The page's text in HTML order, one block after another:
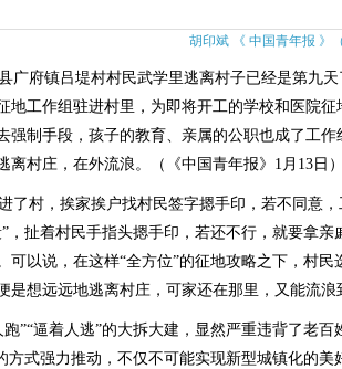
胡印斌 《 中国青年报 》
府镇吕堤村村民武学里逃离村子已经是第九天
地工作组驻进村里，为即将开工的学校和医院征
强制手段，孩子的教育、亲属的公职也成了工作
离村庄，在外流浪。
（《中国青年报》1月13日）
了村，挨家挨户找村民签字摁手印，若不同意，
，扯着村民手指头摁手印，若还不行，就要拿亲
可以说，在这样“全方位”的征地攻略之下，村民
是想远远地逃离村庄，可家还在那里，又能流浪
”“逼着人逃”的大拆大建，显然严重违背了老百
方式强力推动，不仅不可能实现新型城镇化的美